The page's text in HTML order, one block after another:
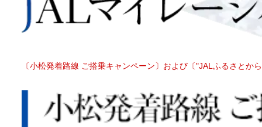
〔小松発着路線 ご搭乗キャンペーン〕および〔"JALふるさと